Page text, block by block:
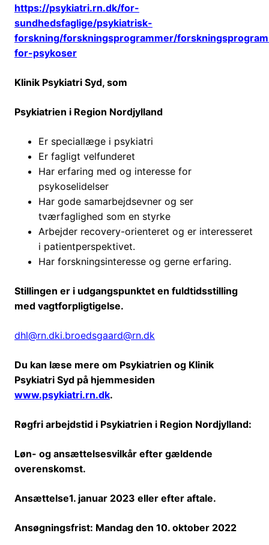
https://psykiatri.rn.dk/for-
sundhedsfaglige/psykiatrisk-
forskning/forskningsprogrammer/
for-psykoser
Klinik Psykiatri Syd, som
Psykiatrien i Region Nordjylland
Er speciallæge i psykiatri
Er fagligt velfunderet
Har erfaring med og interesse for
psykoselidelser
Har gode samarbejdsevner og ser
tværfaglighed som en styrke
Arbejder recovery-orienteret og er interesseret
i patientperspektivet.
Har forskningsinteresse og gerne erfaring.
Stillingen er i udgangspunktet en fuldtidsstilling
med vagtforpligtigelse.
dhl@rn.dki.broedsgaard@rn.dk
Du kan læse mere om Psykiatrien og Klinik
Psykiatri Syd på hjemmesiden
www.psykiatri.rn.dk.
Røgfri arbejdstid i Psykiatrien i Region Nordjylland:
Løn- og ansættelsesvilkår efter gældende
overenskomst.
Ansættelse1. januar 2023 eller efter aftale.
Ansøgningsfrist: Mandag den 10. oktober 2022